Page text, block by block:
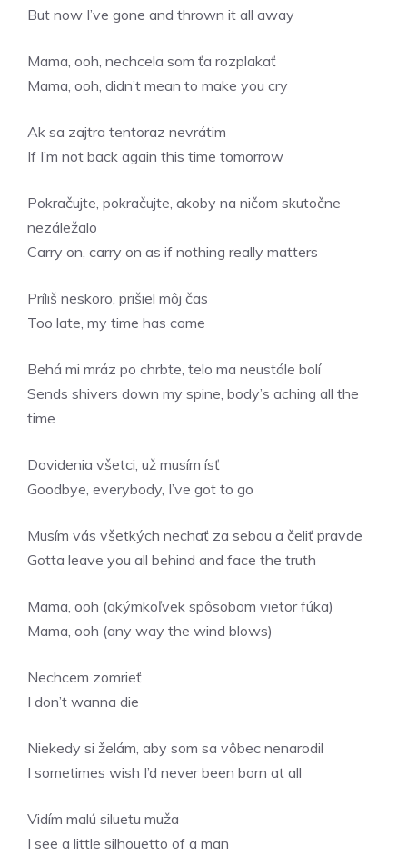
But now I’ve gone and thrown it all away
Mama, ooh, nechcela som ťa rozplakať
Mama, ooh, didn’t mean to make you cry
Ak sa zajtra tentoraz nevrátim
If I’m not back again this time tomorrow
Pokračujte, pokračujte, akoby na ničom skutočne
nezáležalo
Carry on, carry on as if nothing really matters
Príliš neskoro, prišiel môj čas
Too late, my time has come
Behá mi mráz po chrbte, telo ma neustále bolí
Sends shivers down my spine, body’s aching all the
time
Dovidenia všetci, už musím ísť
Goodbye, everybody, I’ve got to go
Musím vás všetkých nechať za sebou a čeliť pravde
Gotta leave you all behind and face the truth
Mama, ooh (akýmkoľvek spôsobom vietor fúka)
Mama, ooh (any way the wind blows)
Nechcem zomrieť
I don’t wanna die
Niekedy si želám, aby som sa vôbec nenarodil
I sometimes wish I’d never been born at all
Vidím malú siluetu muža
I see a little silhouetto of a man